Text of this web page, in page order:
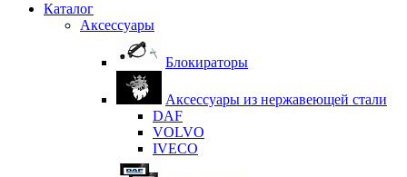
Каталог
Аксессуары
Блокираторы
Аксессуары из нержавеющей стали
DAF
VOLVO
IVECO